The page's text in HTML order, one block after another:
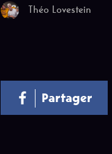
Théo Lovestein
Partager